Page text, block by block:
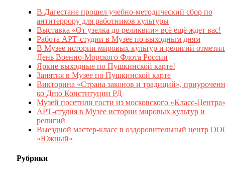
В Дагестане прошел учебно-методический сбор по
антитеррору для работников культуры
Выставка «От узелка до реликвии» всё ещё ждет вас!
Работа АРТ-студии в Музее по выходным дням
В Музее истории мировых культур и религий
День Военно-Морского Флота России
Яркие выходные по Пушкинской карте!
Занятия в Музее по Пушкинской карте
Викторина «Страна законов и традиций»,
ко Дню Конституции РД
Музей посетили гости из московского «Класс-
АРТ-студия в Музее истории мировых культур и
религий
Выездной мастер-класс в оздоровительный центр
«Южный»
Рубрики